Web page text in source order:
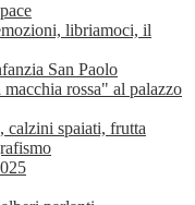
libriamoci, il
San Paolo
rossa" al palazzo
calzini spaiati, frutta